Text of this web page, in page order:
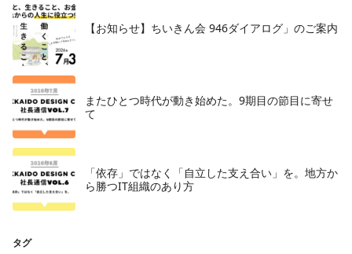
【お知らせ】ちいきん会 946ダイアログ」のご案内
またひとつ時代が動き始めた。9期目の節目に寄せ
て
「依存」ではなく「自立した支え合い」を。地方か
ら勝つIT組織のあり方
タグ